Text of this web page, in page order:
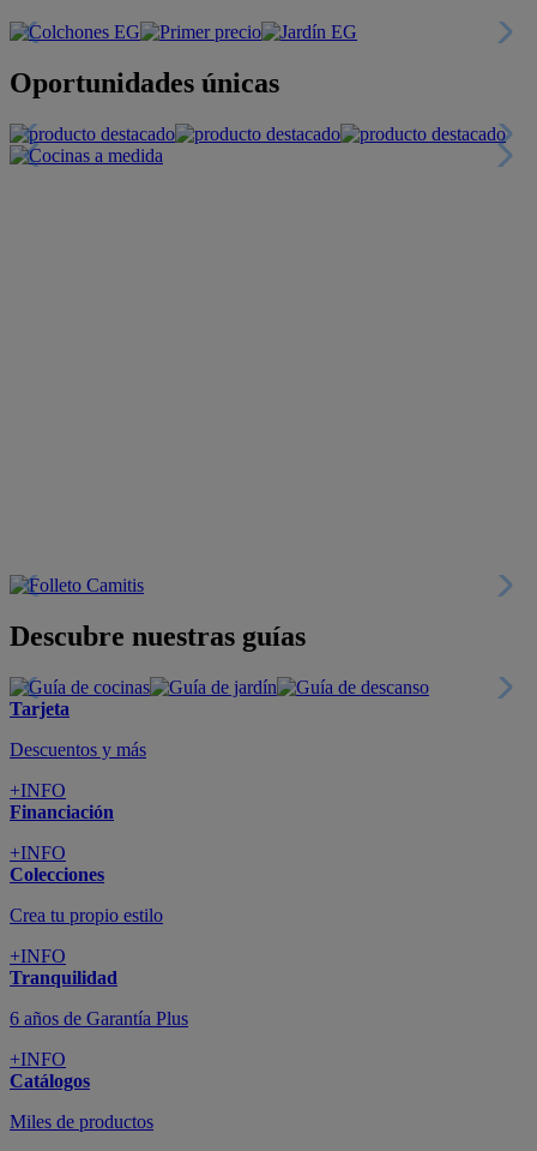
Oportunidades únicas
Descubre nuestras guías
Tarjeta
Descuentos y más
+INFO
Financiación
+INFO
Colecciones
Crea tu propio estilo
+INFO
Tranquilidad
6 años de Garantía Plus
+INFO
Catálogos
Miles de productos